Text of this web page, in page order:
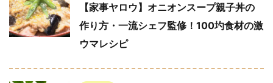
【家事ヤロウ】オニオンスープ親子丼の
作り方・一流シェフ監修！100圴食材の激
ウマレシピ